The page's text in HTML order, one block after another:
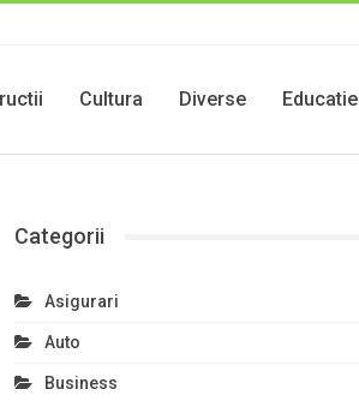
Cultura Diverse Educatie
Categorii
Asigurari
Auto
Business